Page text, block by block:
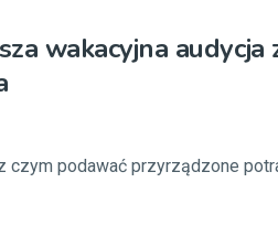
wakacyjna audycja
czym podawać przyrządzone